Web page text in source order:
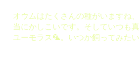
オウムはたくさんの種がいますね
当にかしこいです。そしていつも
ユーモラス🦜。いつか飼ってみた